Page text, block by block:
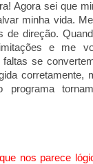
Agora sei que
minha vida.
de direção.
e me
se
corretamente,
nos parece